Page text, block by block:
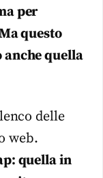
per
questo
anche quella
delle
web.
quella in